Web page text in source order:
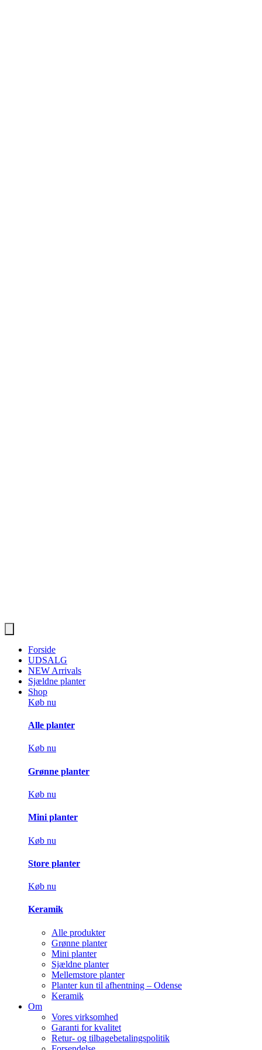
Forside
UDSALG
NEW Arrivals
Sjældne planter
Shop
Køb nu
Alle planter
Køb nu
Grønne planter
Køb nu
Mini planter
Køb nu
Store planter
Køb nu
Keramik
Alle produkter
Grønne planter
Mini planter
Sjældne planter
Mellemstore planter
Planter kun til afhentning – Odense
Keramik
Om
Vores virksomhed
Garanti for kvalitet
Retur- og tilbagebetalingspolitik